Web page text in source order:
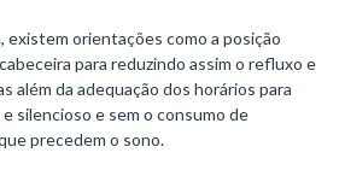
existem orientações como a posição
para reduzindo assim o refluxo e
além da adequação dos horários para
silencioso e sem o consumo de
precedem o sono.